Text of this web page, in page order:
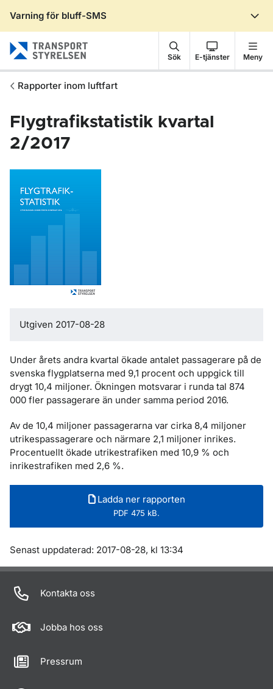
Varning för bluff-SMS
Sök E-tjänster Meny
Rapporter inom luftfart
Flygtrafikstatistik kvartal
2/2017
Utgiven 2017-08-28
Under årets andra kvartal ökade antalet passagerare på de
svenska flygplatserna med 9,1 procent och uppgick till
drygt 10,4 miljoner. Ökningen motsvarar i runda tal 874
000 fler passagerare än under samma period 2016.
Av de 10,4 miljoner passagerarna var cirka 8,4 miljoner
utrikespassagerare och närmare 2,1 miljoner inrikes.
Procentuellt ökade utrikestrafiken med 10,9 % och
inrikestrafiken med 2,6 %.
Ladda ner rapporten
PDF 475 kB.
Om sidan
Senast uppdaterad: 2017-08-28, kl 13:34
Kontakta oss
Jobba hos oss
Pressrum